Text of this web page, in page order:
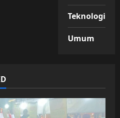
Teknologi
Umum